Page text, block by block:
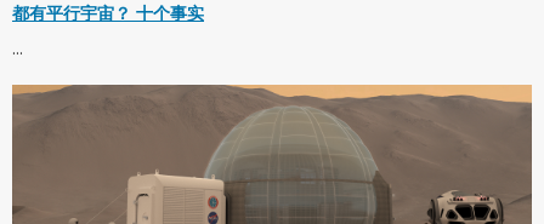
都有平行宇宙？ 十个事实
...